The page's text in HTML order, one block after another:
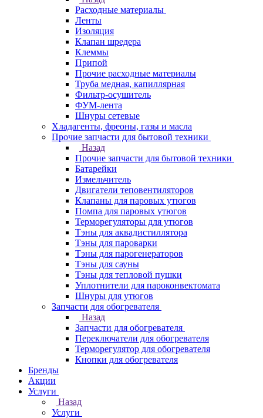
Расходные материалы
Ленты
Изоляция
Клапан шредера
Клеммы
Припой
Прочие расходные материалы
Труба медная, капиллярная
Фильтр-осушитель
ФУМ-лента
Шнуры сетевые
Хладагенты, фреоны, газы и масла
Прочие запчасти для бытовой техники
Назад
Прочие запчасти для бытовой техники
Батарейки
Измельчитель
Двигатели теповентиляторов
Клапаны для паровых утюгов
Помпа для паровых утюгов
Терморегуляторы для утюгов
Тэны для аквадистиллятора
Тэны для пароварки
Тэны для парогенераторов
Тэны для сауны
Тэны для тепловой пушки
Уплотнители для пароконвектомата
Шнуры для утюгов
Запчасти для обогревателя
Назад
Запчасти для обогревателя
Переключатели для обогревателя
Терморегулятор для обогревателя
Кнопки для обогревателя
Бренды
Акции
Услуги
Назад
Услуги